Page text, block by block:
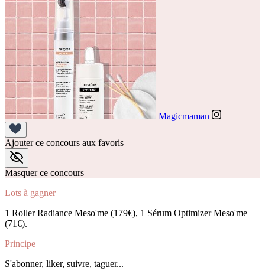
Magicmaman
Ajouter ce concours aux favoris
Masquer ce concours
Lots à gagner
1 Roller Radiance Meso'me (179€), 1 Sérum Optimizer Meso'me
(71€).
Principe
S'abonner, liker, suivre, taguer...